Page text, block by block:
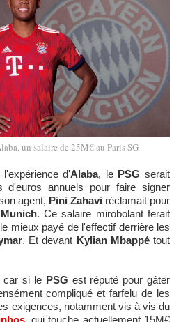
un salaire de 25M€ au Paris SG
l'expérience d'Alaba, le PSG serait
annuels pour faire signer
agent, Pini Zahavi réclamait pour
. Ce salaire mirobolant ferait
mieux payé de l'effectif derrière les
. Et devant Kylian Mbappétout
car si le PSG est réputé pour gâter
compliqué et farfelu de les
exigences, notamment vis à vis du
, qui touche actuellement 15M€